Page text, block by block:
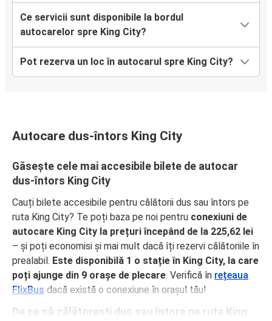
Ce servicii sunt disponibile la bordul
autocarelor spre King City?
Pot rezerva un loc în autocarul spre King City?
Autocare dus-întors King City
Găsește cele mai accesibile bilete de autocar
dus-întors King City
Cauți bilete accesibile pentru călătorii dus sau întors pe
ruta King City? Te poți baza pe noi pentru conexiuni de
autocare King City la prețuri începând de la 225,62 lei
– și poți economisi și mai mult dacă îți rezervi călătoriile în
prealabil. Este disponibilă 1 o stație în King City, la care
poți ajunge din 9 orașe de plecare. Verifică în rețeaua
FlixBus dacă există o conexiune în orașul tău!
De ce să călătorești dus sau întors pe ruta King